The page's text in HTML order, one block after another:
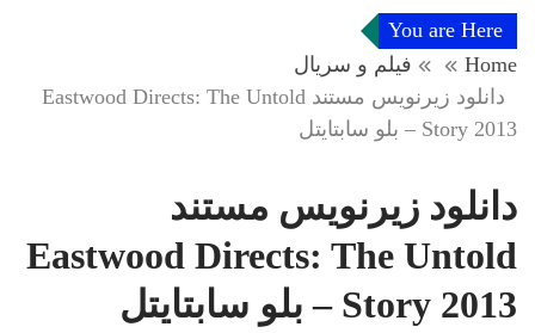
You are Here
Home
فیلم و سریال
دانلود زیرنویس مستند Eastwood Directs: The Untold
Story 2013 – بلو سابتايتل
دانلود زیرنویس مستند
Eastwood Directs: The Untold
Story 2013 – بلو سابتايتل